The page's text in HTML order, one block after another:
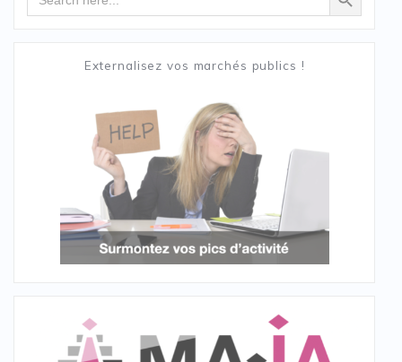
Externalisez vos marchés publics !